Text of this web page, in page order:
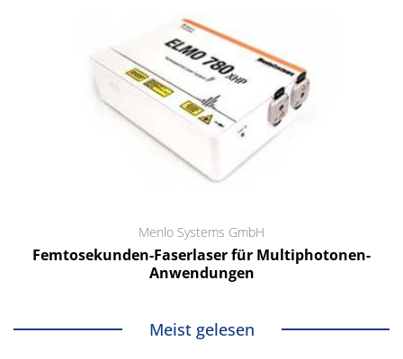
Menlo Systems GmbH
Femtosekunden-Faserlaser für Multiphotonen-
Anwendungen
Meist gelesen